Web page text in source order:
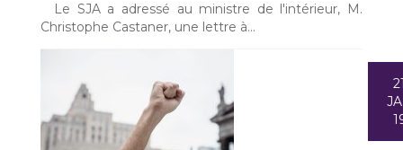
Le SJA a adressé au ministre de l'intérieur, M.
Christophe Castaner, une lettre à…